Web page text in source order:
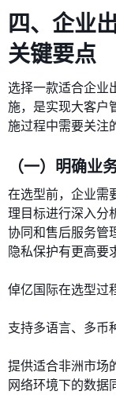
四、企业
关键要点
选择一款适合企业
施，是实现大客户
施过程中需要关注
（一）明确业
在选型前，企业需
理目标进行深入分
协同和售后服务管
隐私保护有更高要
倬亿国际在选型过
支持多语言、多币
提供适合非洲市场
网络环境下的数据